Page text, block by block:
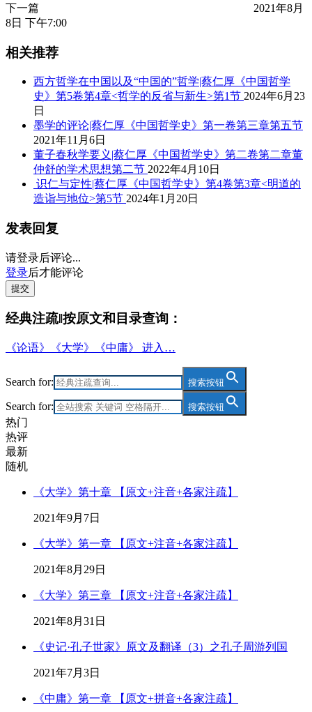
下一篇
2021年8月
8日 下午7:00
相关推荐
西方哲学在中国以及“中国的”哲学|蔡仁厚《中国哲学
史》第5卷第4章<哲学的反省与新生>第1节 2024年6月23
日
墨学的评论|蔡仁厚《中国哲学史》第一卷第三章第五节
2021年11月6日
董子春秋学要义|蔡仁厚《中国哲学史》第二卷第二章董
仲舒的学术思想第二节 2022年4月10日
识仁与定性|蔡仁厚《中国哲学史》第4卷第3章<明道的
造诣与地位>第5节 2024年1月20日
发表回复
请登录后评论...
登录后才能评论
提交
经典注疏‖按原文和目录查询：
《论语》《大学》《中庸》 进入…
Search for: 搜索按钮
Search for: 搜索按钮
热门
热评
最新
随机
《大学》第十章 【原文+注音+各家注疏】
2021年9月7日
《大学》第一章 【原文+注音+各家注疏】
2021年8月29日
《大学》第三章 【原文+注音+各家注疏】
2021年8月31日
《史记·孔子世家》原文及翻译（3）之孔子周游列国
2021年7月3日
《中庸》第一章 【原文+拼音+各家注疏】